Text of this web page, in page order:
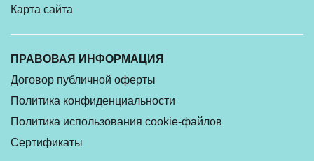
Карта сайта
ПРАВОВАЯ ИНФОРМАЦИЯ
Договор публичной оферты
Политика конфиденциальности
Политика использования cookie-файлов
Сертификаты